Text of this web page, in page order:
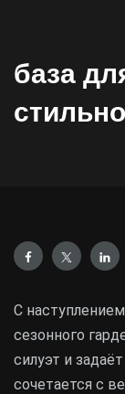
база
С
сезонного
силуэт и
сочетается с